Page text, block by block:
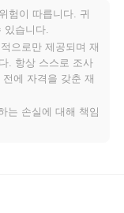
니다. 처음에는 다양
극대화하는 혁신적인
로젝트의 초기 개발은
어져 MEV 분야에서
엇인가요?
효율성을 높이기 위
강화할 예정입니다.
험이 따릅니다. 귀
있습니다.
으로만 제공되며 재
. 항상 스스로 조사
에 자격을 갖춘 재
는 손실에 대해 책임